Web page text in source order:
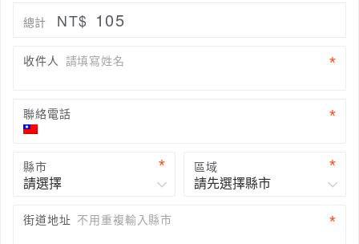
總計 NT$ 105
收件人 請填寫姓名
聯絡電話
縣市 區域
街道地址 不用重複輸入縣市